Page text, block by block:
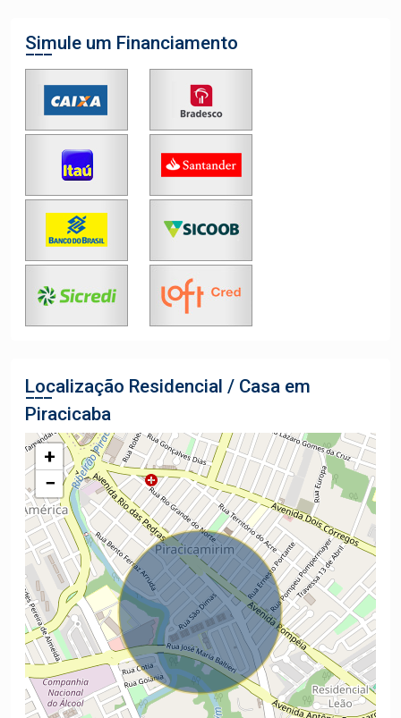
Simule um Financiamento
Localização Residencial / Casa em
Piracicaba
+
−